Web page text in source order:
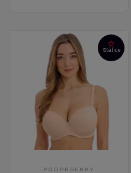
Stálice
PODPRSENKY